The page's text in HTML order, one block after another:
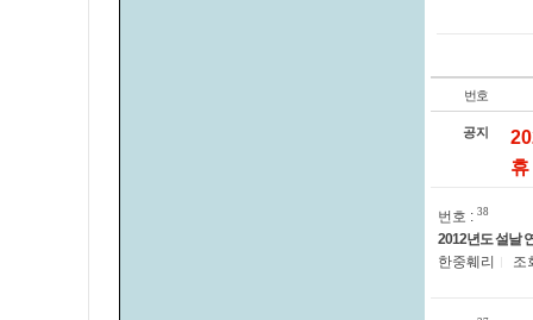
번호
공지
번호 : 38
2012년도 설날
한중훼리
조